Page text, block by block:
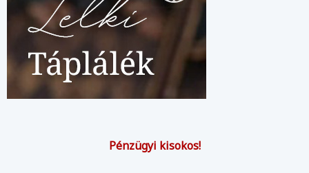
Pénzügyi kisokos!